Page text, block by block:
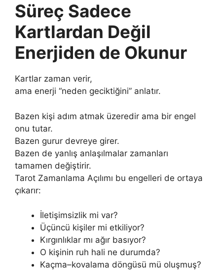
Süreç Sadece
Kartlardan Değil
Enerjiden de Okunur
Kartlar zaman verir,
ama enerji “neden geciktiğini” anlatır.
Bazen kişi adım atmak üzeredir ama bir engel
onu tutar.
Bazen gurur devreye girer.
Bazen de yanlış anlaşılmalar zamanları
tamamen değiştirir.
Tarot Zamanlama Açılımı bu engelleri de ortaya
çıkarır:
İletişimsizlik mi var?
Üçüncü kişiler mi etkiliyor?
Kırgınlıklar mı ağır basıyor?
O kişinin ruh hali ne durumda?
Kaçma–kovalama döngüsü mü oluşmuş?